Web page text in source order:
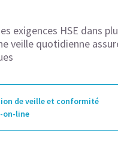
exigences HSE dans
veille quotidienne
de veille et conformité
on-line